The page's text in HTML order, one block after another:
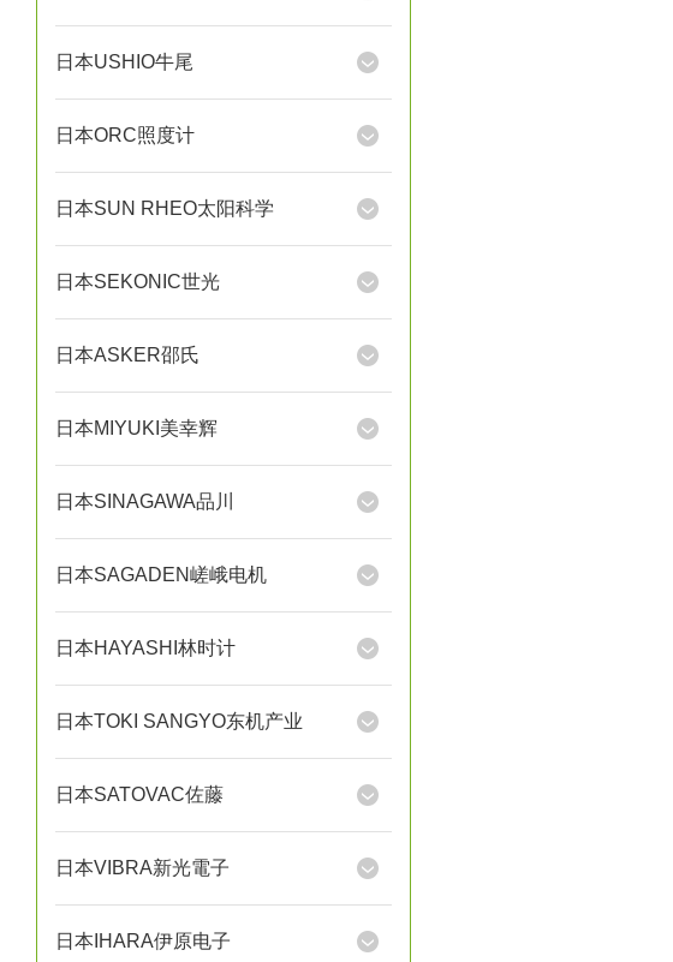
日本USHIO牛尾
日本ORC照度计
日本SUN RHEO太阳科学
日本SEKONIC世光
日本ASKER邵氏
日本MIYUKI美幸辉
日本SINAGAWA品川
日本SAGADEN嵯峨电机
日本HAYASHI林时计
日本TOKI SANGYO东机产业
日本SATOVAC佐藤
日本VIBRA新光電子
日本IHARA伊原电子